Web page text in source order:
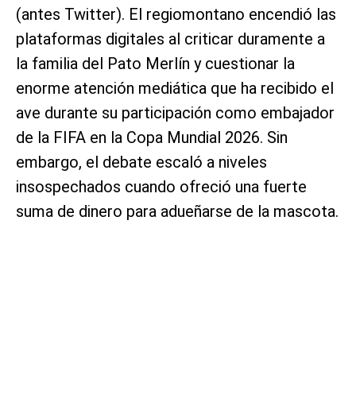
(antes Twitter). El regiomontano encendió las
plataformas digitales al criticar duramente a
la familia del Pato Merlín y cuestionar la
enorme atención mediática que ha recibido el
ave durante su participación como embajador
de la FIFA en la Copa Mundial 2026. Sin
embargo, el debate escaló a niveles
insospechados cuando ofreció una fuerte
suma de dinero para adueñarse de la mascota.